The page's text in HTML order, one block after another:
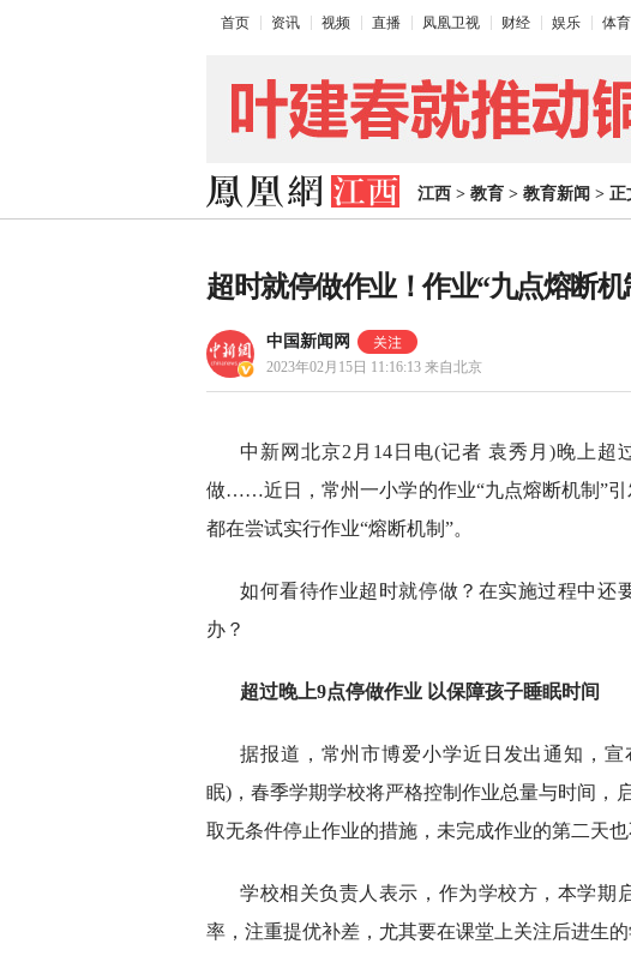
首页 资讯 视频 直播 凤凰卫视 财经 娱乐 体育
江西 > 教育 > 教育新闻 > 正
超时就停做作业！作业“九点熔断机
中国新闻网
2023年02月15日 11:16:13 来自北京
中新网北京2月14日电(记者 袁秀月)晚上超
做……近日，常州一小学的作业“九点熔断机制”
都在尝试实行作业“熔断机制”。
如何看待作业超时就停做？在实施过程中还
办？
超过晚上9点停做作业 以保障孩子睡眠时间
据报道，常州市博爱小学近日发出通知，
眠)，春季学期学校将严格控制作业总量与时间，
取无条件停止作业的措施，未完成作业的第二天也
学校相关负责人表示，作为学校方，本学期
率，注重提优补差，尤其要在课堂上关注后进生